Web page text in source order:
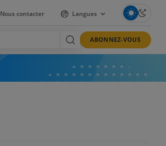
Nous contacter Langues
ABONNEZ-VOUS